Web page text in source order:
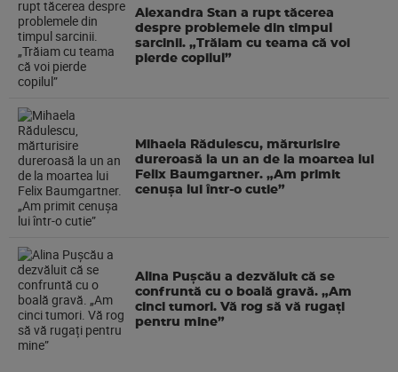
Alexandra Stan a rupt tăcerea
despre problemele din timpul
sarcinii. „Trăiam cu teama că voi
pierde copilul”
Mihaela Rădulescu, mărturisire
dureroasă la un an de la moartea lui
Felix Baumgartner. „Am primit
cenușa lui într-o cutie”
Alina Pușcău a dezvăluit că se
confruntă cu o boală gravă. „Am
cinci tumori. Vă rog să vă rugați
pentru mine”